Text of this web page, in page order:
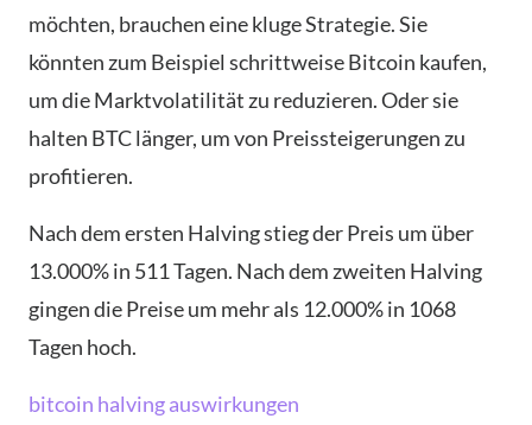
möchten, brauchen eine kluge Strategie. Sie
könnten zum Beispiel schrittweise Bitcoin kaufen,
um die Marktvolatilität zu reduzieren. Oder sie
halten BTC länger, um von Preissteigerungen zu
profitieren.
Nach dem ersten Halving stieg der Preis um über
13.000% in 511 Tagen. Nach dem zweiten Halving
gingen die Preise um mehr als 12.000% in 1068
Tagen hoch.
bitcoin halving auswirkungen